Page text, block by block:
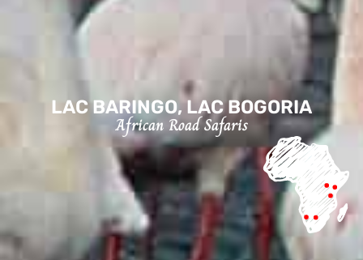
LAC BARINGO, LAC BOGORIA
African Road Safaris